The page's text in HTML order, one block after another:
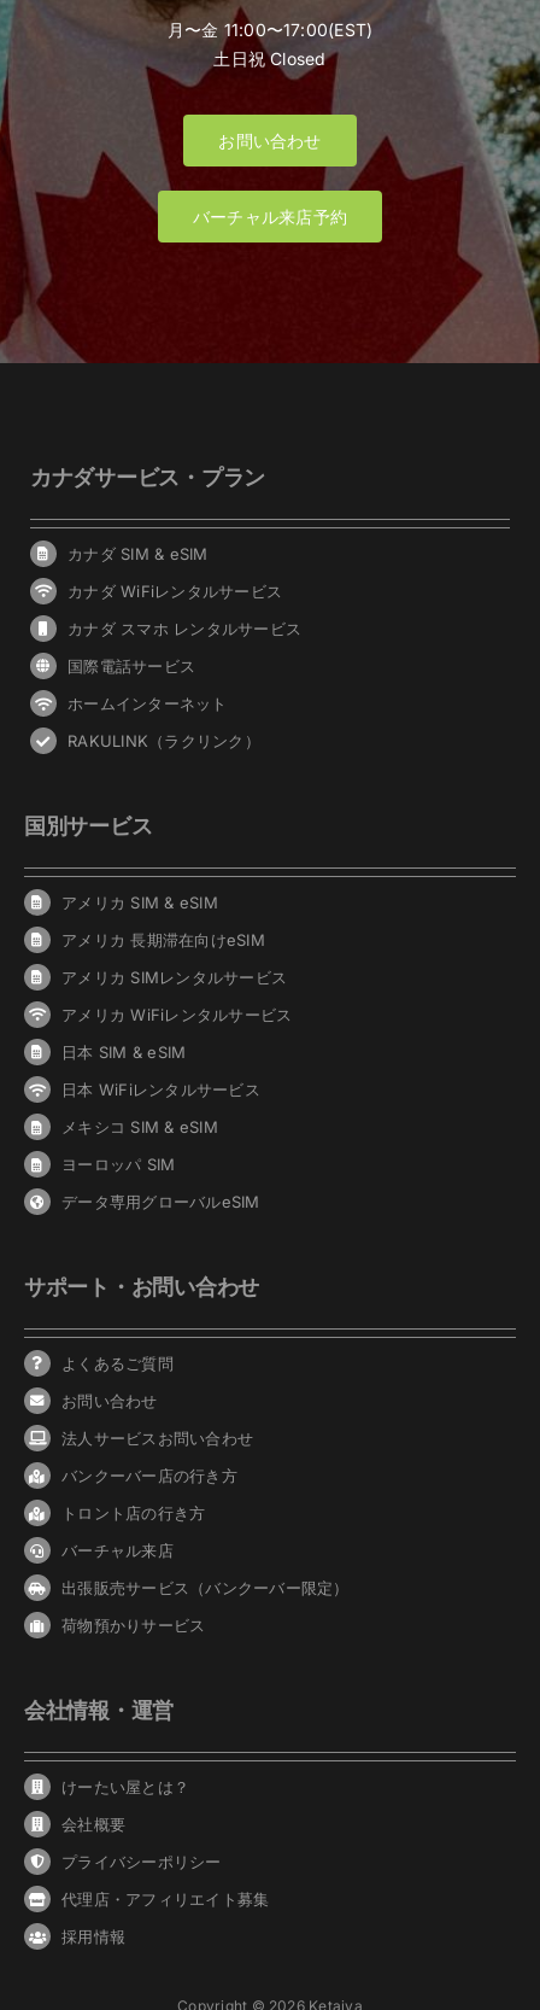
月〜金 11:00〜17:00(EST)
土日祝 Closed
お問い合わせ
バーチャル来店予約
カナダサービス・プラン
カナダ SIM & eSIM
カナダ WiFiレンタルサービス
カナダ スマホ レンタルサービス
国際電話サービス
ホームインターネット
RAKULINK（ラクリンク）
国別サービス
アメリカ SIM & eSIM
アメリカ 長期滞在向けeSIM
アメリカ SIMレンタルサービス
アメリカ WiFiレンタルサービス
日本 SIM & eSIM
日本 WiFiレンタルサービス
メキシコ SIM & eSIM
ヨーロッパ SIM
データ専用グローバルeSIM
サポート・お問い合わせ
よくあるご質問
お問い合わせ
法人サービスお問い合わせ
バンクーバー 店の行き方
トロント店の行き方
バーチャル来店
出張販売サービス（バンクーバー限定）
荷物預かりサービス
会社情報・運営
けーたい屋とは？
会社概要
プライバシーポリシー
代理店・アフィリエイト募集
採用情報
Copyright © 2026 Ketaiya